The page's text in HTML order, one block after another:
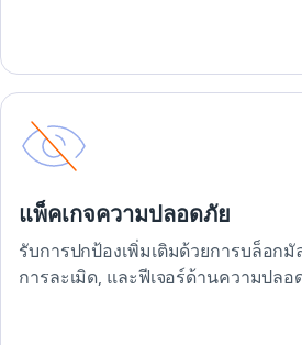
แพ็คเกจความปลอดภัย
รับการปกป้องเพิ่มเติมด้วยการบล็อกมั
การละเมิด, และฟีเจอร์ด้านความปล